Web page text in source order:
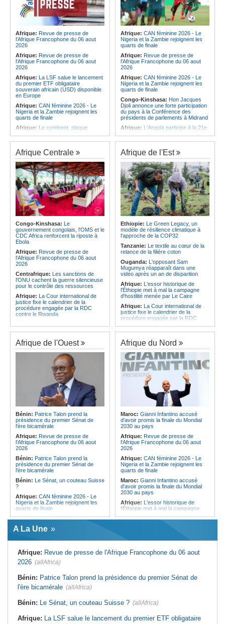
Afrique: Revue de presse de
l'Afrique Francophone du 06 aout
2026
Afrique: Revue de presse de
l'Afrique Francophone du 06 aout
2026
Afrique: La LSF salue le lancement
du premier ETF obligataire
souverain africain (USD) disponible
en Europe
Afrique: CAN féminine 2026 - Le
Nigeria et la Zambie rejoignent les
quarts de finale
Afrique: Le continent, plaque
Afrique:Pourquoi l'avenir du textile
africain est bien plus prometteur que
ne le laissent penser les chiffres
Afrique:L'essor historique de
l'Éthiopie met à mal la campagne
d'hostilité menée par Le Caire
Afrique:La Cour international de
justice fixe le calendrier de la
procédure engagée par la RDC
contre le Rwanda
Afrique:Ligue des Champions de la
CAF - L'Espérance exemptée au
premier tour, le Club Africain hérite
du Djoliba AC
Afrique: Un consortium européen
développe un modèle de production
novateur pour les ingrédients
opportunité pour le pays
Afrique: CAN féminine 2026 - Le
Nigeria et la Zambie rejoignent les
quarts de finale
Afrique: Revue de presse de
l'Afrique Francophone du 06 aout
2026
Afrique: CAN féminine 2026 - Le
Nigeria et la Zambie rejoignent les
quarts de finale
Congo-Kinshasa: Hon Jacques
Djoli annonce une forte participation
du pays à la Conférence des
présidents de parlements à Midrand
Afrique: L'Angola participe à la 21e
Afrique:CAN féminine - La Côte
d'Ivoire affrontera l'Algérie et le
Maroc fera face à l'Afrique du Sud
en quarts
Afrique: Revue de presse de
l'Afrique francophone du 05 août
2026
Afrique:L'Angola et l'UA préparent
le sommet sur la prévention et la
résolution des conflits
Angola:Le paiement échelonné
des services touristiques démarre
ce jeudi
Angola:Jiu-jitsu - Le pays
décroche une troisième médaille à
Afrique Centrale
Congo-Kinshasa: Le
gouvernement congolais, l'OMS et le
CDC Africa renforcent la riposte à
Ebola
Afrique: Revue de presse de
l'Afrique Francophone du 06 aout
2026
Centrafrique: Les sanctions de
l'ONU cachent la guerre silencieuse
pour le contrôle des ressources
Afrique: La Cour international de
justice fixe le calendrier de la
procédure engagée par la RDC
contre le Rwanda
Congo-Kinshasa:Plan stratégique
triennal 2026-2028 - L'IGF place la
digitalisation au coeur des réformes
Congo-Kinshasa:RDC - Félix
Tshisekedi place le CEFOCK au
coeur de bataille de l'appropriation
du Génocost !
Congo-Kinshasa: Matadi - Le
Kongo Central lance la campagne
de sensibilisation au deuxième
Recensement général de la
population et de l'habitat
Congo-Kinshasa: Le VPM Shabani
remet aux organisations politiques la
directive ministérielle de l'année
politique 2026
Congo-Kinshasa:Gratien de
Saint-Nicolas Iracan - « Je ne
soutiendrai jamais un dialogue
destiné au partage du pouvoir ou à
la légitimation des groupes armés »
Afrique de l'Est
Ethiopie: Le Green Legacy, un
modèle de résilience climatique à
l'approche de la COP32
Tanzanie: Le textile au cœur de la
relance de la filière coton
Ouganda: L'opposant Sam
Mugumya réapparaît dans une
vidéo après un an de disparition
Afrique: L'essor historique de
l'Éthiopie met à mal la campagne
d'hostilité menée par Le Caire
Afrique: La Cour international de
justice fixe le calendrier de la
procédure engagée par la RDC
Ethiopie:Addis-Abeba - L'église
d'Afrique lance officiellement son
'cheminement' vers la grande
Assemblée de 2028
Afrique de l'Est: Le pari du régime
érythréen - Pousser le Tigray vers
une zone tampon dans le cadre
d'une nouvelle guerre par
procuration
Ethiopie:Le Premier ministre Abiy
inaugure le nouveau terminal de
l'aéroport international de Bahir Dar
Afrique:La Croix-Rouge
éthiopienne appelle à une
mobilisation accrue des ressources
locales en Afrique
Afrique de l'Est:
les moyens, entraver la coopération
équitable par tous les moyens
Afrique de l'Ouest
Bénin: Patrice Talon prend la
présidence du premier Sénat de
l'ère bicamérale
Afrique: Revue de presse de
l'Afrique Francophone du 06 aout
2026
Bénin: Patrice Talon prend la
présidence du premier Sénat de
l'ère bicamérale
Bénin: Le Sénat, un couteau Suisse
?
Afrique: CAN féminine 2026 - Le
Nigeria et la Zambie rejoignent les
quarts de finale
Afrique:Le continent, plaque
tournante des faux ordres de
virement
Mali:Achat d'un avion présidentiel -
condamnation de l'ex-ministre de
l'Économie
France la restitution du crâne de
Bokar Biro et de trois de ses
proches
premier président
l'environnement - La Roots Wild
Afrique du Nord
Maroc: Gianni Infantino accusé
d'avoir promis la finale du Mondial
2030 au pays
Afrique: Revue de presse de
l'Afrique Francophone du 06 aout
2026
Afrique: CAN féminine 2026 - Le
Nigeria et la Zambie rejoignent les
quarts de finale
Maroc: Gianni Infantino accusé
d'avoir promis la finale du Mondial
2030 au pays
Afrique: L'essor historique de
l'Éthiopie met à mal la campagne
blessés dans un grave accident de
calcinée à Moknine après le
rétablissement du courant
premier tour, le Club Africain hérite
Tunisie:Crise sanitaire au pays -
A La Une
Afrique: Revue de presse de l'Afrique Francophone du 06 aout
2026 (allAfrica)
Bénin: Patrice Talon prend la présidence du premier Sénat de
l'ère bicamérale (allAfrica)
Bénin: Le Sénat, un couteau Suisse ? (allAfrica)
Afrique: La LSF salue le lancement du premier ETF obligataire